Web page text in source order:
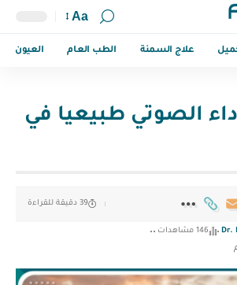
Aa
علاج السمنة الطب العام العيون
الصوتي طبيعيا في
Dr. 146 مشاهدات
39 دقيقة للقراءة